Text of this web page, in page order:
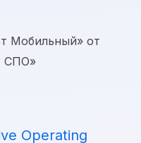
Мобильный» от
СПО»